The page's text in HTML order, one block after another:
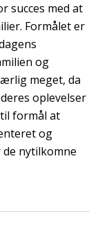
succes med at
Formålet er
og
meget, da
oplevelser
formål at
og
nytilkomne